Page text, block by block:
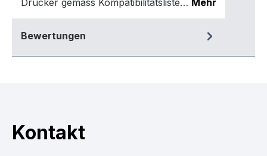
Drucker gemäss Kompatibilitätsliste… Mehr
Bewertungen
Kontakt